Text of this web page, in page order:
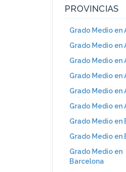
PROVINCIAS
Grado Medio en
Grado Medio en
Grado Medio en
Grado Medio en
Grado Medio en
Grado Medio en
Grado Medio en
Grado Medio en
Grado Medio en
Barcelona